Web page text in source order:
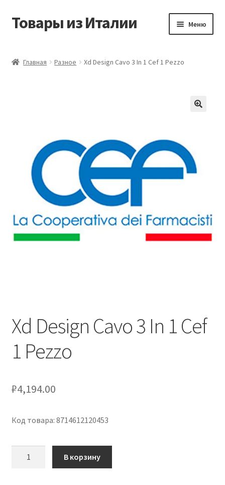
Перейти
Перейти
Товары из Италии Меню
Магазин
Мой аккаунт
Оставить отзыв
Оформление заказа
Главная Разное Xd Design Cavo 3 In 1 Cef 1 Pezzo
Xd Design Cavo 3 In 1 Cef
1 Pezzo
₽4,194.00
Код товара: 8714612120453
В корзину